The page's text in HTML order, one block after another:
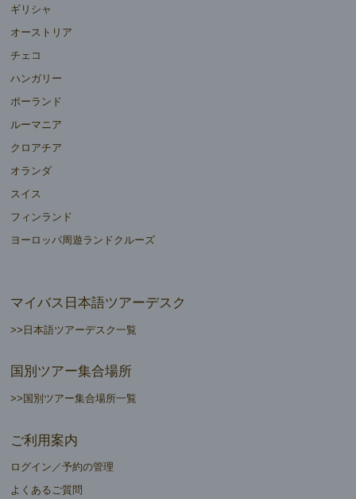
ギリシャ
オーストリア
チェコ
ハンガリー
ポーランド
ルーマニア
クロアチア
オランダ
スイス
フィンランド
ヨーロッパ周遊ランドクルーズ
マイバス日本語ツアーデスク
>>日本語ツアーデスク一覧
国別ツアー集合場所
>>国別ツアー集合場所一覧
ご利用案内
ログイン／予約の管理
よくあるご質問